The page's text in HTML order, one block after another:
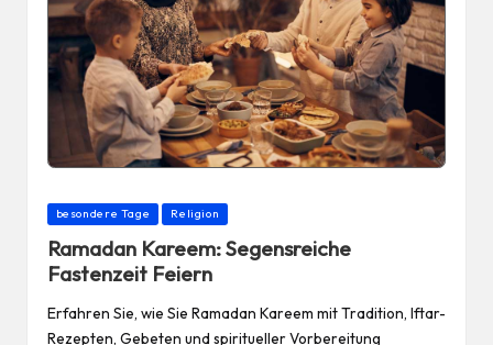
Posted
besondere Tage Religion
Ramadan Kareem: Segensreiche
Fastenzeit Feiern
Erfahren Sie, wie Sie Ramadan Kareem mit Tradition, Iftar-
Rezepten, Gebeten und spiritueller Vorbereitung